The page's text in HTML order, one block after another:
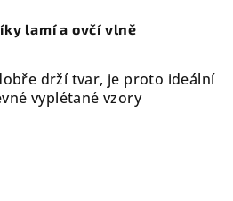
lamí a ovčí vlně
drží tvar, je proto ideální
vyplétané vzory